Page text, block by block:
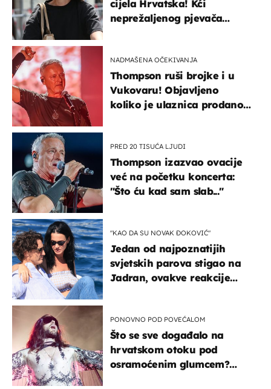
cijela Hrvatska! Kći
neprežaljenog pjevača
NADMAŠENA OČEKIVANJA
Thompson ruši brojke i u
Vukovaru! Objavljeno
koliko je ulaznica prodano
PRED 20 TISUĆA LJUDI
Thompson izazvao ovacije
već na početku koncerta:
"Što ću kad sam slab..."
"KAO DA SU NOVAK ĐOKOVIĆ"
Jedan od najpoznatijih
svjetskih parova stigao na
Jadran, ovakve reakcije
PONOVNO POD POVEĆALOM
Što se sve događalo na
hrvatskom otoku pod
osramoćenim glumcem?